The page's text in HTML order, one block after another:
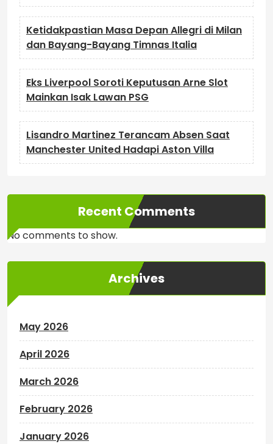
Ketidakpastian Masa Depan Allegri di Milan
dan Bayang-Bayang Timnas Italia
Eks Liverpool Soroti Keputusan Arne Slot
Mainkan Isak Lawan PSG
Lisandro Martinez Terancam Absen Saat
Manchester United Hadapi Aston Villa
Recent Comments
No comments to show.
Archives
May 2026
April 2026
March 2026
February 2026
January 2026